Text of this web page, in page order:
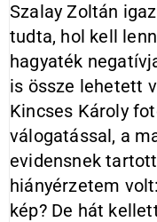
Szalay Zoltán
tudta, hol kell
hagyaték
is össze lehetett
Kincses Károly
válogatással, a
evidensnek
hiányérzetem
kép? De hát